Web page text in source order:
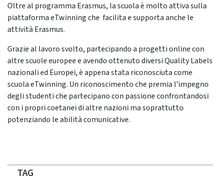
Oltre al programma Erasmus, la scuola è molto attiva sulla
piattaforma eTwinning che facilita e supporta anche le
attività Erasmus.
Grazie al lavoro svolto, partecipando a progetti online con
altre scuole europee e avendo ottenuto diversi Quality Labels
nazionali ed Europei, è appena stata riconosciuta come
scuola eTwinning. Un riconoscimento che premia l’impegno
degli studenti che partecipano con passione confrontandosi
con i propri coetanei di altre nazioni ma soprattutto
potenziando le abilità comunicative.
TAG